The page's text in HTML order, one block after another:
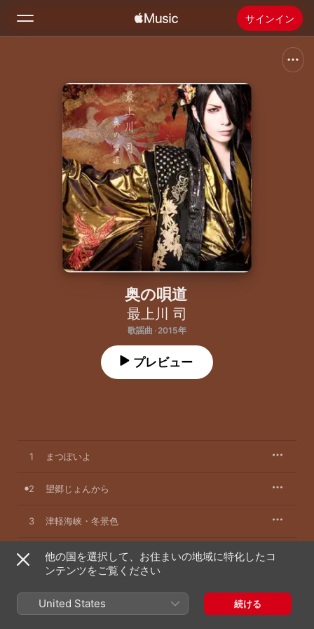
サインイン
ホーム
新着おすすめ
ラジオ
Apple Musicをインストール
奥の唄道
最上川 司
歌謡曲 · 2015年
プレビュー
1 まつぽいよ
2 望郷じょんから
3 津軽海峡・冬景色
4 北酒場
6 みちのくひとり旅
他の国を選択して、お住まいの地域に特化したコ
ンテンツをご覧ください
United States 続ける